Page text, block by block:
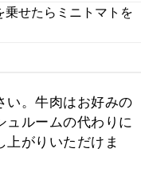
せたらミニトマトを
い。牛肉はお好みの
ュルームの代わりに
上がりいただけま